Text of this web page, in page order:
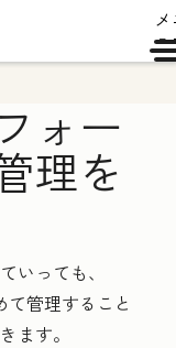
ォー
理を
いっても、
管理すること
ます。